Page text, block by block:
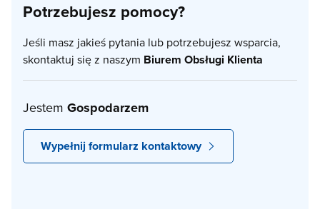
Potrzebujesz pomocy?
Jeśli masz jakieś pytania lub potrzebujesz wsparcia,
skontaktuj się z naszym Biurem Obsługi Klienta
Jestem Gospodarzem
Wypełnij formularz kontaktowy